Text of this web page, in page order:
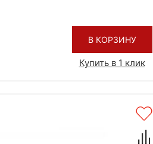
В КОРЗИНУ
Купить в 1 клик